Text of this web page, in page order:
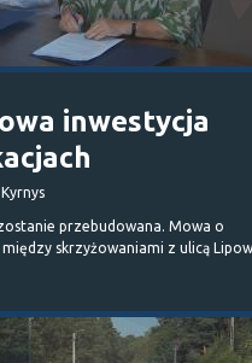
inwestycja
przebudowana. Mowa o
skrzyżowaniami z ulicą